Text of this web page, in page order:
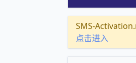
SMS-
点击进入